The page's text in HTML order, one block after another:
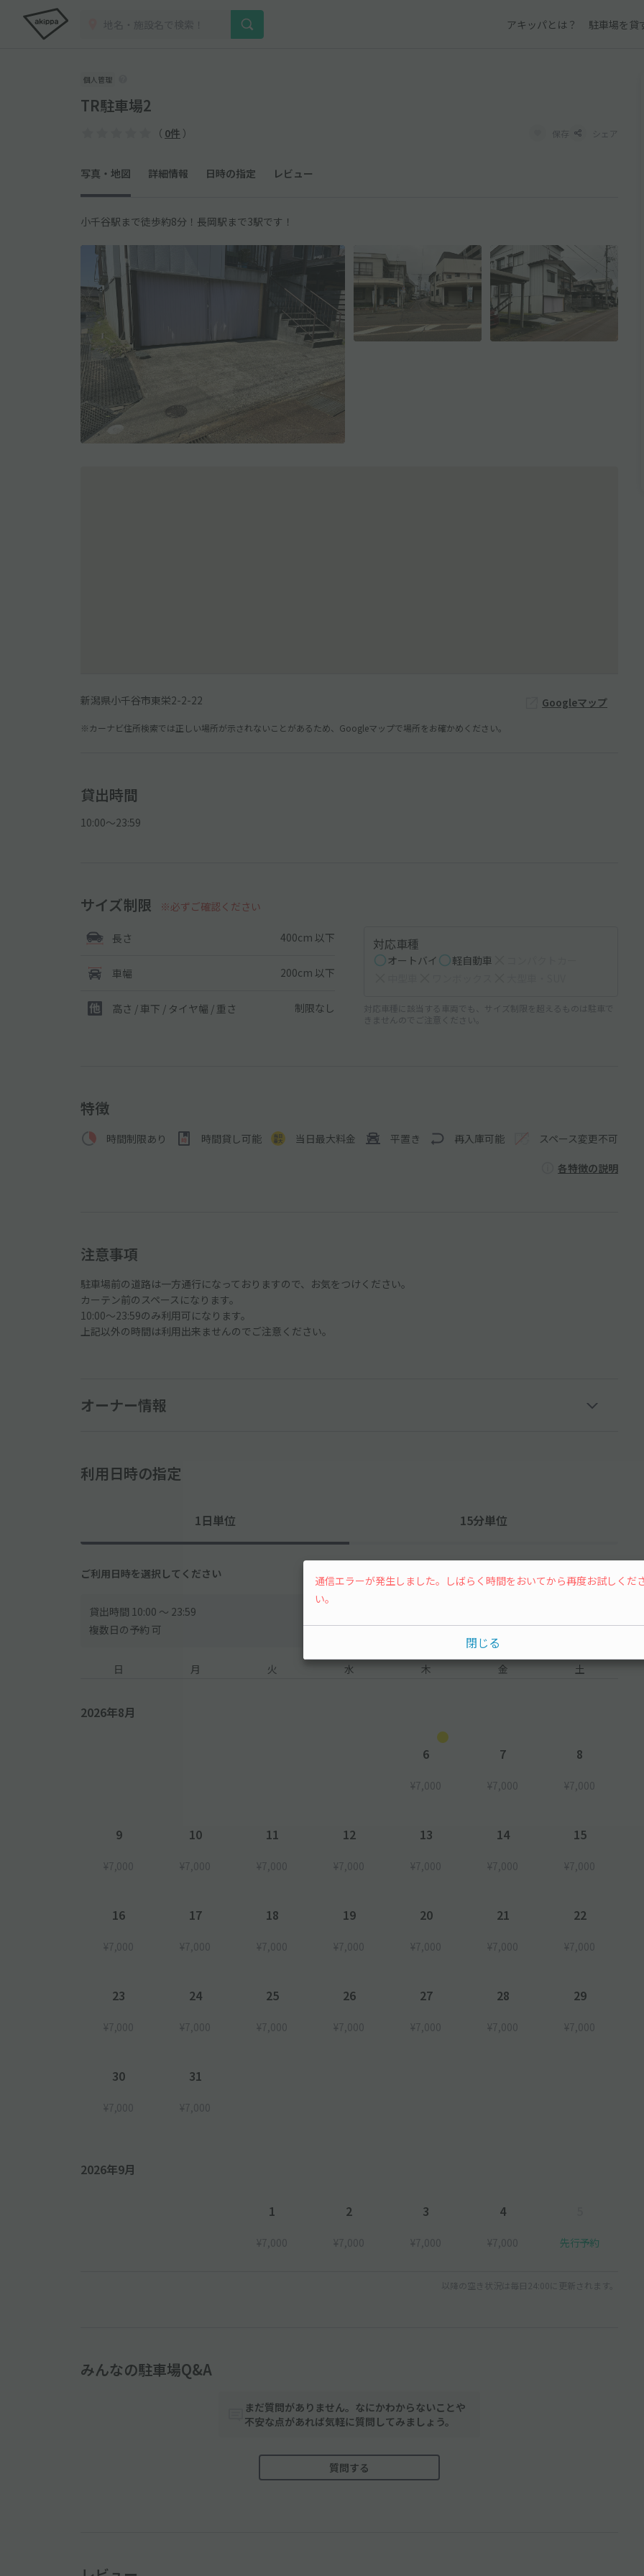
アキッパとは？ 駐車場を貸
個人管理
TR駐車場2
（ 0件 ） 保存 シェア
写真・地図 詳細情報 日時の指定 レビュー
小千谷駅まで徒歩約8分！長岡駅まで3駅です！
新潟県小千谷市東栄2-2-22 Googleマップ
※カーナビ住所検索では正しい場所が示されないことがあるため、Googleマップで場所をお確かめください。
貸出時間
10:00〜23:59
サイズ制限 ※必ずご確認ください
長さ 400cm 以下
車幅 200cm 以下
高さ / 車下 / タイヤ幅 / 重さ 制限なし
対応車種
オートバイ 軽自動車
対応車種に該当する車両でも、サイズ制限を超えるものは駐車で
きませんのでご注意ください。
特徴
時間制限あり 時間貸し可能 当日最大料金 平置き 再入庫可能 スペース変更不可
各特徴の説明
注意事項
駐車場前の道路は一方通行になっておりますので、お気をつけください。
カーテン前のスペースになります。
10:00〜23:59のみ利用可になります。
上記以外の時間は利用出来ませんのでご注意ください。
オーナー情報
利用日時の指定
1日単位 15分単位
ご利用日時を選択してください
貸出時間 10:00 〜 23:59
複数日の予約 可
日 月 火 水 木 金 土
2026年8月
6
¥7,000
7
¥7,000
8
¥7,000
9
¥7,000
10
¥7,000
11
¥7,000
12
¥7,000
13
¥7,000
14
¥7,000
15
¥7,000
16
¥7,000
17
¥7,000
18
¥7,000
19
¥7,000
20
¥7,000
21
¥7,000
22
¥7,000
23
¥7,000
24
¥7,000
25
¥7,000
26
¥7,000
27
¥7,000
28
¥7,000
29
¥7,000
30
¥7,000
31
¥7,000
2026年9月
1
¥7,000
2
¥7,000
3
¥7,000
4
¥7,000 先行予約
以降の空き状況は毎日24:00に更新されます。
みんなの駐車場Q&A
まだ質問がありません。なにかわからないことや
不安な点があれば気軽に質問してみましょう。
質問する
通信エラーが発生しました。しばらく時間をおいてから再度お試しくだ
い。
閉じる